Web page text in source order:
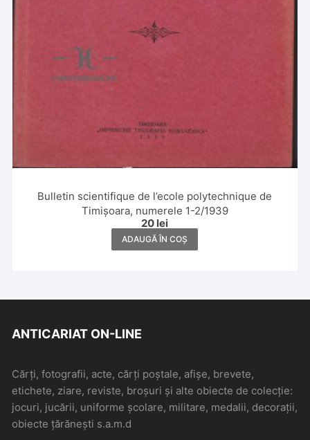
Bulletin scientifique de l’ecole polytechnique de
Timișoara, numerele 1-2/1939
20 lei
ADAUGĂ ÎN COȘ
ANTICARIAT ON-LINE
Cărți, fotografii, acte, cărți poștale, afișe, brevete,
etichete, ziare, reviste, broșuri și alte obiecte de colecție:
jocuri, jucării, uniforme școlare, militare, medalii, decorații,
obiecte țărănești s.a.m.d